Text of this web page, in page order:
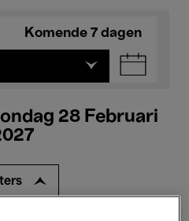
Komende 7 dagen
28 Februari